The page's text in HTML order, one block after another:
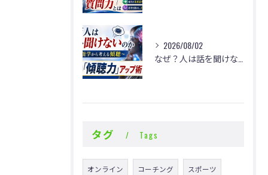
2026/08/02
なぜ？人は話を聞けないのか
タグ Tags
オンライン コーチング スポーツ